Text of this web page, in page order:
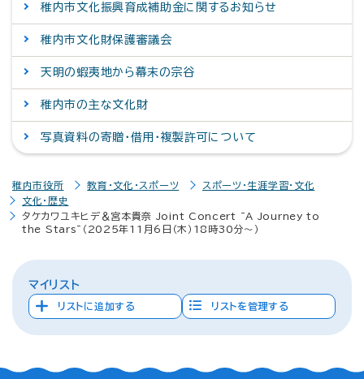
稚内市文化振興育成補助金に関するお知らせ
稚内市文化財保護審議会
天明の蝦夷地から幕末の宗谷
稚内市の主な文化財
写真資料の寄贈・借用・複製許可について
稚内市役所 教育・文化・スポーツ
スポーツ・生涯学習・文化
文化・歴史
タケカワユキヒデ＆宮本貴奈 Joint Concert ~A Journey to
the Stars~（2025年11月6日（木）18時30分～）
マイリスト
リストに追加する リストを管理する